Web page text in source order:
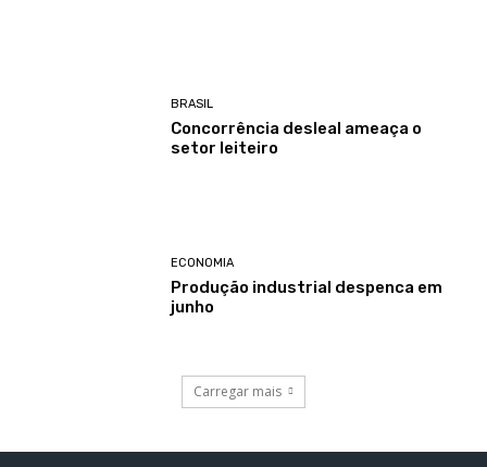
BRASIL
Concorrência desleal ameaça o
setor leiteiro
ECONOMIA
Produção industrial despenca em
junho
Carregar mais